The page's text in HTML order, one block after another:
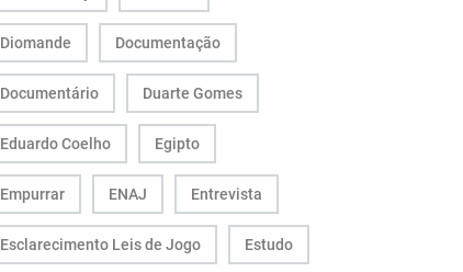
Diomande Documentação
Documentário Duarte Gomes
Eduardo Coelho Egipto
Empurrar ENAJ Entrevista
Esclarecimento Leis de Jogo Estudo